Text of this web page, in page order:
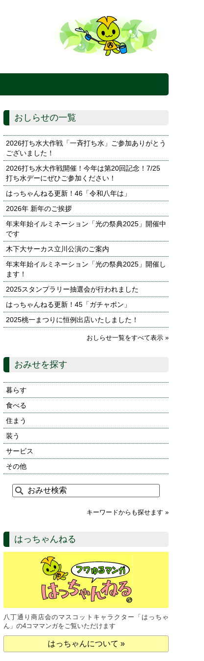
おしらせの一覧
2026打ち水大作戦「一斉打ち水」ご参加ありがとう
ございました！
2026打ち水大作戦開催！今年は第20回記念！7/25
打ち水デーにぜひご参加ください！
はっちゃんねる更新！46「令和八年は」
2026年 新年のご挨拶
年末年始イルミネーション「光の祭典2025」開催中
です
木下大サーカス立川公演のご案内
年末年始イルミネーション「光の祭典2025」開催し
ます！
2025スタンプラリー抽選会が行われました
はっちゃんねる更新！45「ガチャポン」
2025桃一まつりに恒例出店いたしました！
おしらせ一覧をすべて表示 »
おみせを探す
暮らす
食べる
住まう
装う
サービス
その他
キーワードからも探せます »
はっちゃんねる
八丁通り商店会のマスコットキャラクター「はっちゃ
ん」の4コママンガをご覧いただけます
はっちゃんについて »